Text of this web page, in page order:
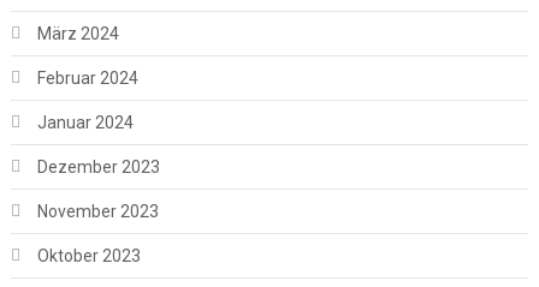
März 2024
Februar 2024
Januar 2024
Dezember 2023
November 2023
Oktober 2023